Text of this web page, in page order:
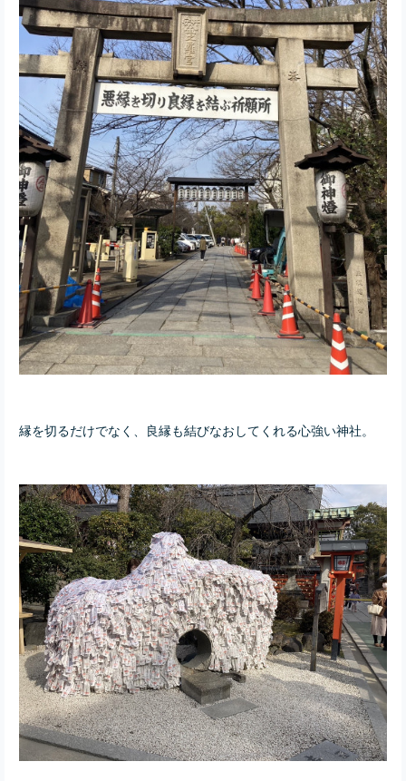
縁を切るだけでなく、良縁も結びなおしてくれる心強い神社。